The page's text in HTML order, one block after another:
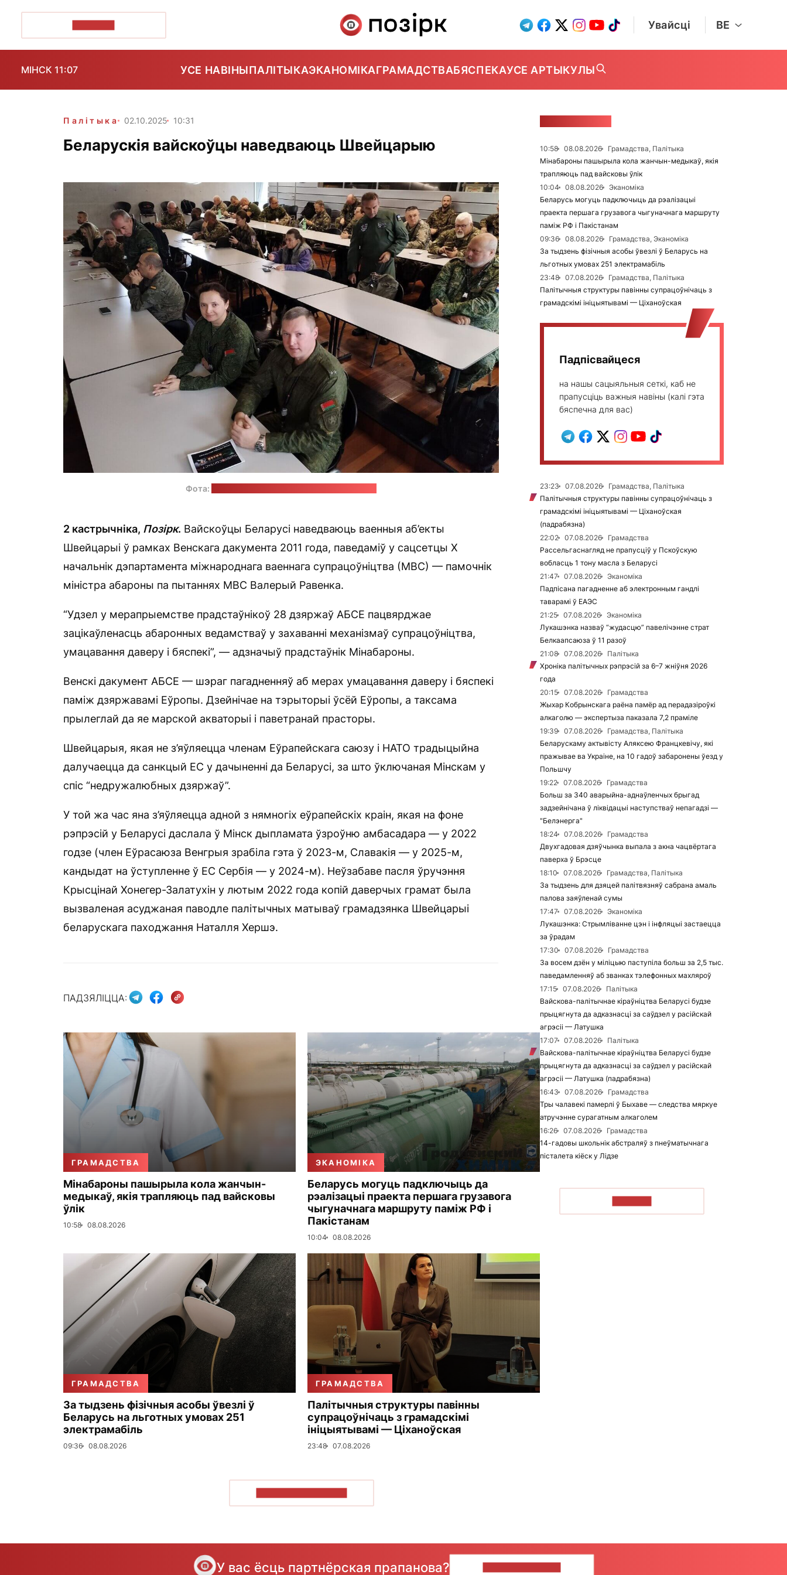
Увайсці BE
МІНСК 11:07 УСЕ НАВІНЫПАЛІТЫКАЭКАНОМІКАГРАМАДСТВАБЯСПЕКАУСЕ АРТЫКУЛЫ
Палітыка 02.10.2025 10:31
Беларускія вайскоўцы наведваюць Швейцарыю
Фота:
2 кастрычніка, Позірк. Вайскоўцы Беларусі наведваюць ваенныя аб’екты
Швейцарыі ў рамках Венскага дакумента 2011 года, паведаміў у сацсетцы Х
начальнік дэпартамента міжнароднага ваеннага супрацоўніцтва (МВС) — памочнік
міністра абароны па пытаннях МВС Валерый Равенка.
“Удзел у мерапрыемстве прадстаўнікоў 28 дзяржаў АБСЕ пацвярджае
зацікаўленасць абаронных ведамстваў у захаванні механізмаў супрацоўніцтва,
умацавання даверу і бяспекі”, — адзначыў прадстаўнік Мінабароны.
Венскі дакумент АБСЕ — шэраг пагадненняў аб мерах умацавання даверу і бяспекі
паміж дзяржавамі Еўропы. Дзейнічае на тэрыторыі ўсёй Еўропы, а таксама
прылеглай да яе марской акваторыі і паветранай прасторы.
Швейцарыя, якая не з’яўляецца членам Еўрапейскага саюзу і НАТО традыцыйна
далучаецца да санкцый ЕС у дачыненні да Беларусі, за што ўключаная Мінскам у
спіс “недружалюбных дзяржаў”.
У той жа час яна з’яўляецца адной з нямногіх еўрапейскіх краін, якая на фоне
рэпрэсій у Беларусі даслала ў Мінск дыпламата ўзроўню амбасадара — у 2022
годзе (член Еўрасаюза Венгрыя зрабіла гэта ў 2023-м, Славакія — у 2025-м,
кандыдат на ўступленне ў ЕС Сербія — у 2024-м). Неўзабаве пасля ўручэння
Крысцінай Хонегер-Залатухін у лютым 2022 года копій даверчых грамат была
вызваленая асуджаная паводле палітычных матываў грамадзянка Швейцарыі
беларускага паходжання Наталля Хершэ.
ПАДЗЯЛІЦЦА:
ГРАМАДСТВА
Мінабароны пашырыла кола жанчын-
медыкаў, якія трапляюць пад вайсковы
ўлік
10:58 08.08.2026
ЭКАНОМІКА
Беларусь могуць падключыць да
рэалізацыі праекта першага грузавога
чыгуначнага маршруту паміж РФ і
Пакістанам
10:04 08.08.2026
ГРАМАДСТВА
За тыдзень фізічныя асобы ўвезлі ў
Беларусь на льготных умовах 251
электрамабіль
09:36 08.08.2026
ГРАМАДСТВА
Палітычныя структуры павінны
супрацоўнічаць з грамадскімі
ініцыятывамі — Ціханоўская
23:48 07.08.2026
10:58 08.08.2026
Грамадства, Палітыка
Мінабароны пашырыла кола жанчын-медыкаў, якія
трапляюць пад вайсковы ўлік
10:04
08.08.2026
Эканоміка
Беларусь могуць падключыць да рэалізацыі
праекта першага грузавога чыгуначнага маршруту
паміж РФ і Пакістанам
09:36
08.08.2026
Грамадства, Эканоміка
За тыдзень фізічныя асобы ўвезлі ў Беларусь на
льготных умовах 251 электрамабіль
23:48
07.08.2026
Грамадства, Палітыка
Палітычныя структуры павінны супрацоўнічаць з
грамадскімі ініцыятывамі — Ціханоўская
Падпісвайцеся
на нашы сацыяльныя сеткі, каб не
прапусціць важныя навіны (калі гэта
бяспечна для вас)
23:23 07.08.2026
Грамадства, Палітыка
Палітычныя структуры павінны супрацоўнічаць з
грамадскімі ініцыятывамі — Ціханоўская
(падрабязна)
22:02
07.08.2026
Грамадства
Рассельгаснагляд не прапусціў у Пскоўскую
вобласць 1 тону масла з Беларусі
21:47
07.08.2026
Эканоміка
Падпісана пагадненне аб электронным гандлі
таварамі ў ЕАЭС
21:25
07.08.2026
Эканоміка
Лукашэнка назваў “жудасцю” павелічэнне страт
Белкаапсаюза ў 11 разоў
21:08
07.08.2026
Палітыка
Хроніка палітычных рэпрэсій за 6–7 жніўня 2026
года
20:15
07.08.2026
Грамадства
Жыхар Кобрынскага раёна памёр ад перадазіроўкі
алкаголю — экспертыза паказала 7,2 праміле
19:39
07.08.2026
Грамадства, Палітыка
Беларускаму актывісту Аляксею Францкевічу, які
пражывае ва Украіне, на 10 гадоў забаронены ўезд у
Польшчу
19:22
07.08.2026
Грамадства
Больш за 340 аварыйна-аднаўленчых брыгад
задзейнічана ў ліквідацыі наступстваў непагадзі —
"Белэнерга"
18:24
07.08.2026
Грамадства
Двухгадовая дзяўчынка выпала з акна чацвёртага
паверха ў Брэсце
18:10
07.08.2026
Грамадства, Палітыка
За тыдзень для дзяцей палітвязняў сабрана амаль
палова заяўленай сумы
17:47
07.08.2026
Эканоміка
Лукашэнка: Стрымліванне цэн і інфляцыі застаецца
за ўрадам
17:30
07.08.2026
Грамадства
За восем дзён у міліцыю паступіла больш за 2,5 тыс.
паведамленняў аб званках тэлефонных махляроў
17:15
07.08.2026
Палітыка
Вайскова-палітычнае кіраўніцтва Беларусі будзе
прыцягнута да адказнасці за саўдзел у расійскай
агрэсіі — Латушка
17:07
07.08.2026
Палітыка
Вайскова-палітычнае кіраўніцтва Беларусі будзе
прыцягнута да адказнасці за саўдзел у расійскай
агрэсіі — Латушка (падрабязна)
16:43
07.08.2026
Грамадства
Тры чалавекі памерлі ў Быхаве — следства мяркуе
атручэнне сурагатным алкаголем
16:26
07.08.2026
Грамадства
14-гадовы школьнік абстраляў з пнеўматычнага
пісталета кіёск у Лідзе
У вас ёсць партнёрская прапанова?